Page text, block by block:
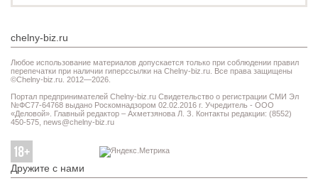
chelny-biz.ru
Любое использование материалов допускается только при соблюдении правил
перепечатки при наличии гиперссылки на Chelny-biz.ru. Все права защищены
©Chelny-biz.ru. 2012—2026.
Портал предпринимателей Chelny-biz.ru Свидетельство о регистрации СМИ Эл
№ФС77-64768 выдано Роскомнадзором 02.02.2016 г. Учредитель - ООО
«Деловой». Главный редактор – Ахметзянова Л. З. Контакты редакции: (8552)
450-575, news@chelny-biz.ru
Дружите с нами